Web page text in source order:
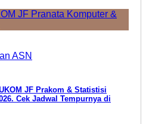
ASN
JF Prakom & Statistisi
Cek Jadwal Tempurnya di